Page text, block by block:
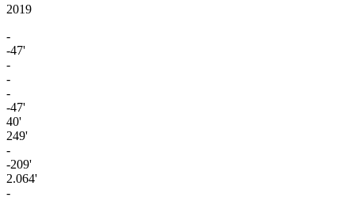
2019
-
-47'
-
-
-
-47'
40'
249'
-
-209'
2.064'
-